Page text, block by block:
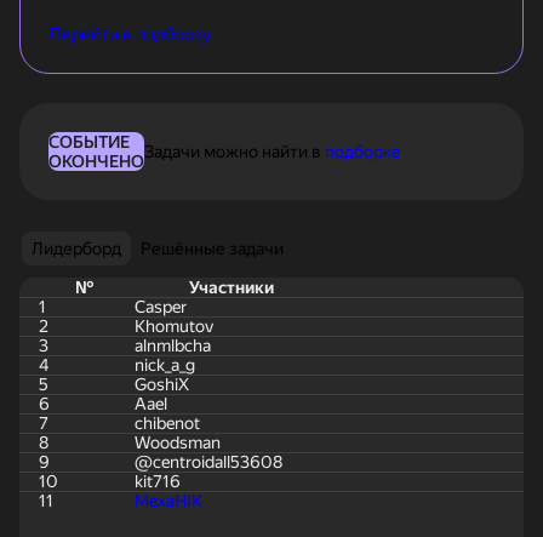
Перейти в подборку
СОБЫТИЕ
ОКОНЧЕНОЗадачи можно найти в подборке
Лидерборд
Решённые задачи
№
Участники
1
Casper
2
Khomutov
3
alnmlbcha
4
nick_a_g
5
GoshiX
6
Aael
7
chibenot
8
Woodsman
9
@centroidall53608
10
kit716
11
MexaHIK